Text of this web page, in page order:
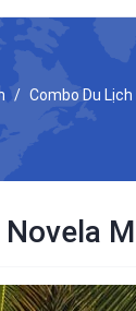
Combo Du